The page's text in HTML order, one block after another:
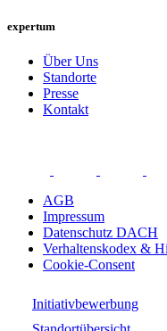
expertum
Über Uns
Standorte
Presse
Kontakt
AGB
Impressum
Datenschutz DACH
Verhaltenskodex &
Cookie-Consent
Initiativbewerbung